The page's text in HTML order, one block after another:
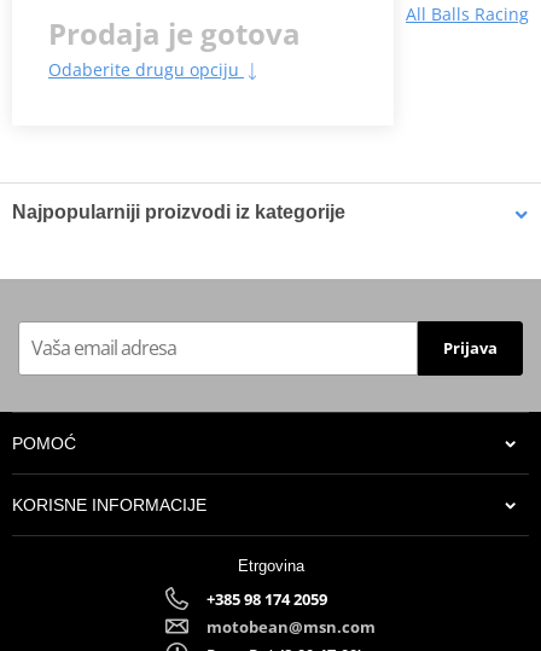
All Balls Racing
Prodaja je gotova
Odaberite drugu opciju
Najpopularniji proizvodi iz kategorije
Balls Racing 26-1016
U centralnom skladištu
Balls Racing 26-1077
U centralnom skladištu
Prijava
POMOĆ
KORISNE INFORMACIJE
Etrgovina
+385 98 174 2059
motobean@msn.com